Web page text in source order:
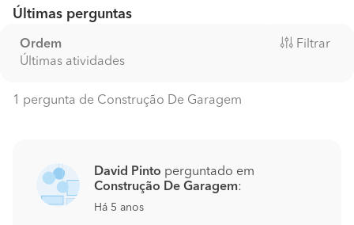
Últimas perguntas
Ordem
Últimas atividades
Filtrar
1 pergunta de Construção De Garagem
David Pinto perguntado em
Construção De Garagem:
Há 5 anos